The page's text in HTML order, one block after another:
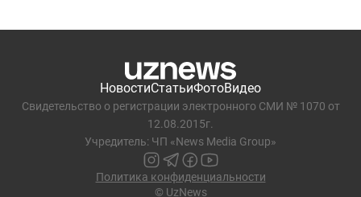
НовостиСтатьиФотоВидео
Свидетельство о регистрации электронного СМИ № 1070 от
12.08.2015г.
Учредитель: ЧП «News Media Group»
Политика конфиденциальности
© UzNews